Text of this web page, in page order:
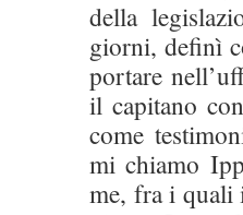
della
giorni, definì
portare
il capitano
come
mi chiamo
me, fra i quali